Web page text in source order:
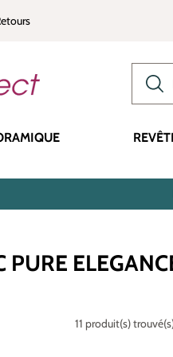
PURE
11 produit(s)